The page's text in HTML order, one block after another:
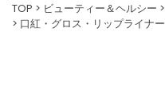
TOP ビューティー＆ヘルシー
口紅・グロス・リップライナー